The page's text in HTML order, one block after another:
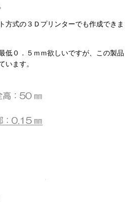
方式の３Ｄプリンターでも作成できま
低０．５ｍｍ欲しいですが、この製品
います。